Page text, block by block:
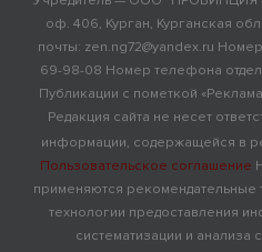
оф. 406, Курган, Курганская
почты: zen.ng72@yandex.ru
69-98-08 Номер телефона
Публикации с пометкой
Редакция сайта не несет
информации, содержащейся в
Пользовательское соглашение
применяются
технологии предоставления
систематизации и анализа